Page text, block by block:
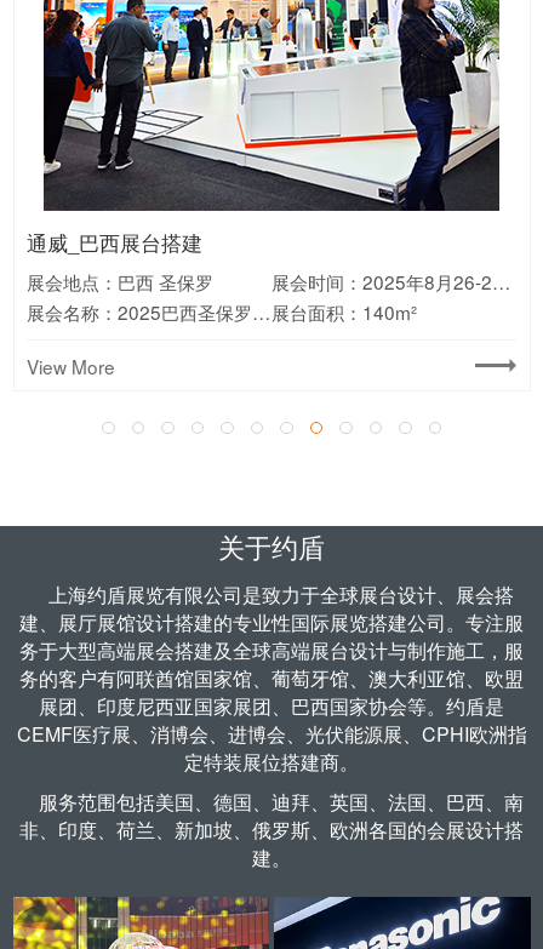
宁德时代_澳大利亚展台搭建
展会地点：澳大利亚 墨尔本
展会时间：2024年10月23-24日
展会名称：2024澳大利亚国际能源展览会展台面积：180m²
View More
Valerion_美国CES展会搭建
展会地点：美国 拉斯维加斯
展会时间：2026年1月6-9日
展会名称：美国CES消费电子展 展台面积：325m²
View More
库犸动力_德国IFA展会搭建
展会地点：德国 柏林
展会时间：2025年9月5-9日
展会名称：2025德国消费电子展IFA展台面积：165m²
View More
Aiper_德国IFA展台搭建
展会地点：德国 慕尼黑
展会时间：2024年9月6-10日
展会名称：2024德国慕尼黑消费电子展IFA展台面积：180m²
View More
科沃斯_美国CES展台搭建
展会地点：美国 拉斯维加斯
展会时间：2025年1月7-10日
展会名称：2025美国CES消费电子展展台面积：消费电子展
View More
万华_展会设计搭建
展会地点：广东 广州
展会时间：2025年9月3-5日
展会名称：2025中国国际聚氨酯展览会(PU China)展台面积：210m²
View More
中国烟草_德国展会搭建
展会地点：德国 多特蒙德
展会时间：2024年09月19-21日
展会名称：2024德国多特蒙德烟草展展台面积：108m²
View More
通威_巴西展台搭建
展会地点：巴西 圣保罗
展会时间：2025年8月26-28日
展会名称：2025巴西圣保罗太阳能光伏展展台面积：140m²
View More
HKC_巴西展会搭建
展会地点：巴西 圣保罗
展会时间：2025年6月22-26日
展会名称：2025巴西消费电子展ES展台面积：135㎡
View More
绿联_德国IFA展会搭建
展会地点：德国 柏林
展会时间：2025年09月6-10日
展会名称：2024德国消费电子展IFA展台面积：120m²
View More
美的_美国展会搭建
展会地点：美国 拉斯维加斯
展会时间：2025年9月9-11日
展会名称：2025美国光伏储能展览会RE+展台面积：135m²
View More
新日_欧洲展会搭建
展会地点：意大利 米兰
展会时间：2023年11月7-12日
展会名称：2023意大利两轮电动车展EICMA展台面积：210m²
View More
关于约盾
上海约盾展览有限公司是致力于全球展台设计
展会搭
建
展厅展馆设计搭建的专业性国际展览搭建公司。专注服
务于大型高端展会搭建及全球高端展台设计与制作施工，服
务的客户有阿联酋馆国家馆、葡萄牙馆、澳大利亚馆、欧盟
展团、印度尼西亚国家展团、巴西国家协会等。约盾是
CEMF医疗展、 消博会 进博会 光伏能源展 、CPHI欧洲指
定特装展位搭建商。
服务范围包括美国、 德国、迪拜、英国、法国、巴西、南
非、印度、荷兰、新加坡、俄罗斯、欧洲各国的会展设计搭
建。